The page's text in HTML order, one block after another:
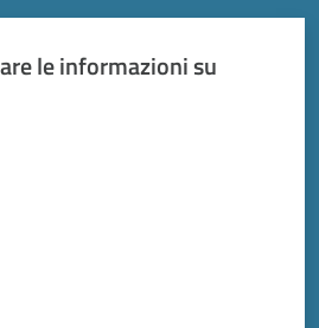
le informazioni su